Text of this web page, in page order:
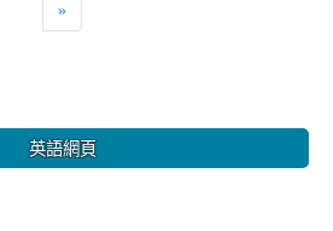
»
英語網頁